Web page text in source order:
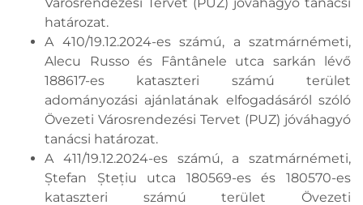
határozat.
A 410/19.12.2024-es számú, a szatmárnémeti,
Alecu Russo és Fântânele utca sarkán lévő
188617-es kataszteri számú terület
adományozási ajánlatának elfogadásáról szóló
Övezeti Városrendezési Tervet (PUZ) jóváhagyó
tanácsi határozat.
A 411/19.12.2024-es számú, a szatmárnémeti,
Ștefan Ștețiu utca 180569-es és 180570-es
kataszteri számú terület Övezeti